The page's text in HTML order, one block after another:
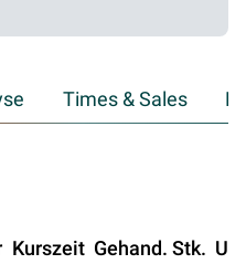
Times & Sales
Kurszeit Gehand. Stk.